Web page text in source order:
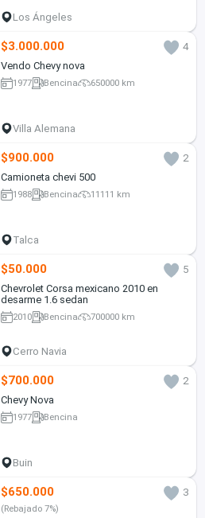
Los Ángeles
$3.000.000
4
Vendo Chevy nova
1977 Bencina 650000 km
Villa Alemana
$900.000
2
Camioneta chevi 500
1988 Bencina 11111 km
Talca
$50.000
5
Chevrolet Corsa mexicano 2010 en
desarme 1.6 sedan
2010 Bencina 700000 km
Cerro Navia
$700.000
2
Chevy Nova
1977 Bencina
Buin
$650.000 3
(Rebajado 7%)